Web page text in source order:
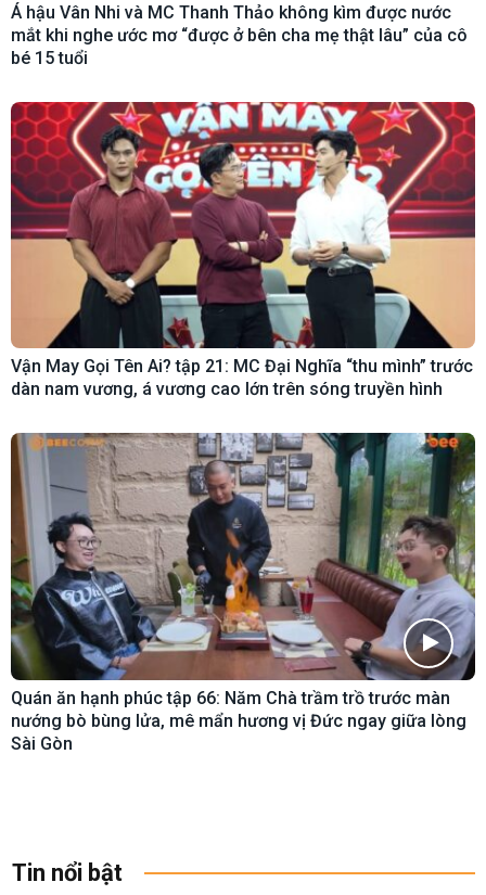
Á hậu Vân Nhi và MC Thanh Thảo không kìm được nước
mắt khi nghe ước mơ “được ở bên cha mẹ thật lâu” của cô
bé 15 tuổi
Vận May Gọi Tên Ai? tập 21: MC Đại Nghĩa “thu mình” trước
dàn nam vương, á vương cao lớn trên sóng truyền hình
Quán ăn hạnh phúc tập 66: Năm Chà trầm trồ trước màn
nướng bò bùng lửa, mê mẩn hương vị Đức ngay giữa lòng
Sài Gòn
Tin nổi bật